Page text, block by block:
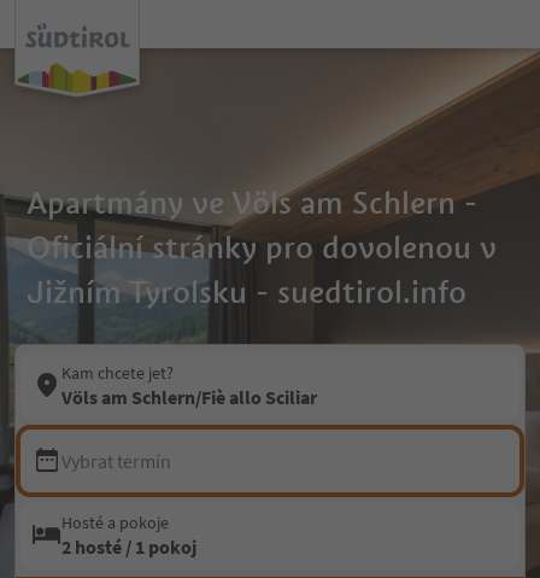
Apartmány ve Völs am Schlern -
Oficiální stránky pro dovolenou v
Jižním Tyrolsku - suedtirol.info
Kam chcete jet?
Völs am Schlern/Fiè allo Sciliar
Vybrat termín
Hosté a pokoje
2 hosté / 1 pokoj